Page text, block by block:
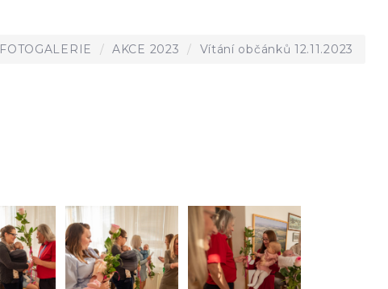
FOTOGALERIE AKCE 2023 Vítání občánků 12.11.2023